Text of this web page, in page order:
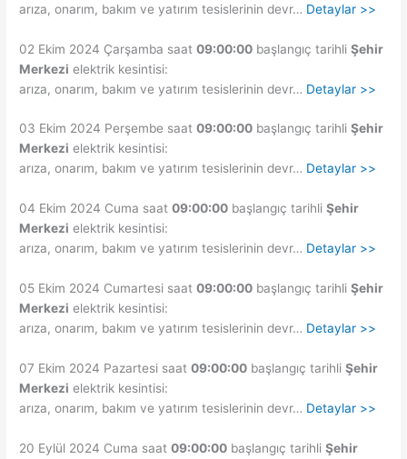
arıza, onarım, bakım ve yatırım tesislerinin devr… Detaylar >>
02 Ekim 2024 Çarşamba saat09:00:00 başlangıç tarihliŞehir
Merkezi elektrik kesintisi:
arıza, onarım, bakım ve yatırım tesislerinin devr… Detaylar >>
03 Ekim 2024 Perşembe saat09:00:00 başlangıç tarihliŞehir
Merkezi elektrik kesintisi:
arıza, onarım, bakım ve yatırım tesislerinin devr… Detaylar >>
04 Ekim 2024 Cuma saat09:00:00 başlangıç tarihliŞehir
Merkezi elektrik kesintisi:
arıza, onarım, bakım ve yatırım tesislerinin devr… Detaylar >>
05 Ekim 2024 Cumartesi saat09:00:00 başlangıç tarihliŞehir
Merkezi elektrik kesintisi:
arıza, onarım, bakım ve yatırım tesislerinin devr… Detaylar >>
07 Ekim 2024 Pazartesi saat09:00:00 başlangıç tarihliŞehir
Merkezi elektrik kesintisi:
arıza, onarım, bakım ve yatırım tesislerinin devr… Detaylar >>
20 Eylül 2024 Cuma saat09:00:00 başlangıç tarihliŞehir